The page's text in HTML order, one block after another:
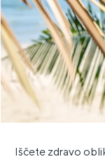
Iščete zdravo